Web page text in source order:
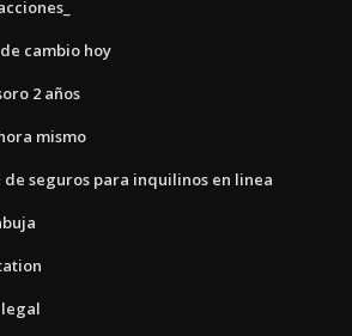
cambio hoy
2 años
mismo
seguros para inquilinos en linea